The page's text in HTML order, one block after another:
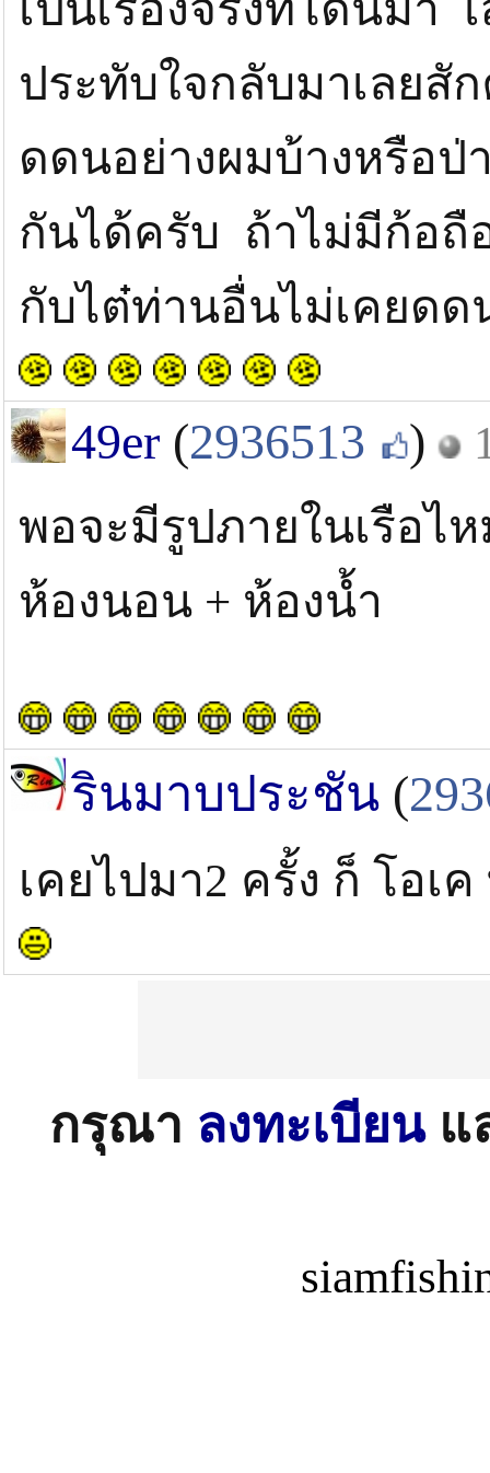
ประทับใจกลับมาเลยสั
ดดนอย่างผมบ้างหรือ
กันได้ครับ ถ้าไม่มีก้อถื
กับไต๋ท่านอื่นไม่เคยดด
49er (2936513 )
พอจะมีรูปภายในเรือไ
ห้องนอน + ห้องน้ำ
รินมาบประชัน (
เคยไปมา2 ครั้ง ก็ โอเ
กรุณา ลงทะเบียนแ